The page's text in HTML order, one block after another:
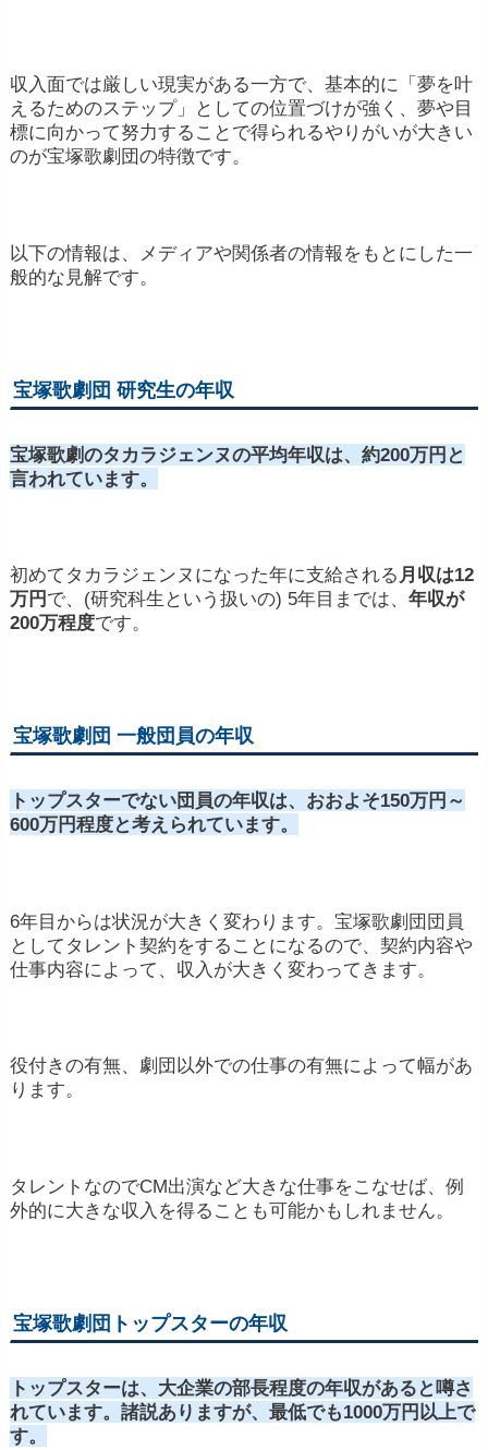
収入面では厳しい現実がある一方で、基本的に「夢を叶
えるためのステップ」としての位置づけが強く、夢や目
標に向かって努力することで得られるやりがいが大きい
のが宝塚歌劇団の特徴です。
以下の情報は、メディアや関係者の情報をもとにした一
般的な見解です。
宝塚歌劇団 研究生の年収
宝塚歌劇のタカラジェンヌの平均年収は、約200万円と
言われています。
初めてタカラジェンヌになった年に支給される 月収は12
万円 で、(研究科生という扱いの) 5年目までは、 年収が
200万程度です。
宝塚歌劇団 一般団員の年収
トップスターでない団員の年収は、おおよそ150万円～
600万円程度と考えられています。
6年目からは状況が大きく変わります。宝塚歌劇団団員
としてタレント契約をすることになるので、契約内容や
仕事内容によって、収入が大きく変わってきます。
役付きの有無、劇団以外での仕事の有無によって幅があ
ります。
タレントなのでCM出演など大きな仕事をこなせば、例
外的に大きな収入を得ることも可能かもしれません。
宝塚歌劇団トップスターの年収
トップスターは、大企業の部長程度の年収があると噂さ
れています。 諸説ありますが、最低でも1000万円以上で
す。